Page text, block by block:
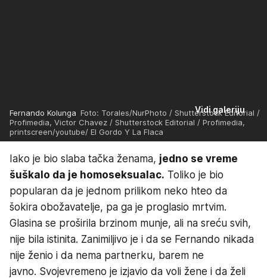
Vidi galeriju
Fernando Kolunga Foto: Torales/NurPhoto / Shutterstock Editorial /
Profimedia, Victor Chavez / Shutterstock Editorial / Profimedia,
printscreen/youtube/ El Gordo Y La Flaca
Iako je bio slaba tačka ženama, jedno se vreme
šuškalo da je homoseksualac. Toliko je bio
popularan da je jednom prilikom neko hteo da
šokira obožavatelje, pa ga je proglasio mrtvim.
Glasina se proširila brzinom munje, ali na sreću svih,
nije bila istinita. Zanimiljivo je i da se Fernando nikada
nije ženio i da nema partnerku, barem ne
javno. Svojevremeno je izjavio da voli žene i da želi